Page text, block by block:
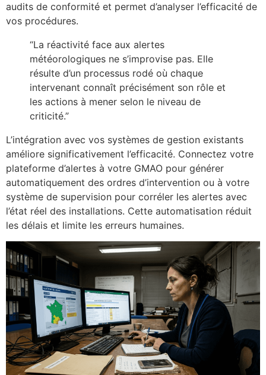
audits de conformité et permet d’analyser l’efficacité de
vos procédures.
“La réactivité face aux alertes
météorologiques ne s’improvise pas. Elle
résulte d’un processus rodé où chaque
intervenant connaît précisément son rôle et
les actions à mener selon le niveau de
criticité.”
L’intégration avec vos systèmes de gestion existants
améliore significativement l’efficacité. Connectez votre
plateforme d’alertes à votre GMAO pour générer
automatiquement des ordres d’intervention ou à votre
système de supervision pour corréler les alertes avec
l’état réel des installations. Cette automatisation réduit
les délais et limite les erreurs humaines.